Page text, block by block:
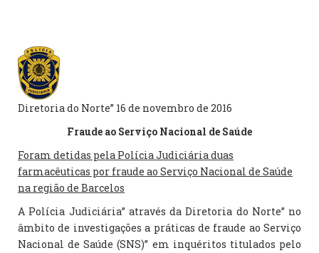
Diretoria do Norte” 16 de novembro de 2016
Fraude ao Serviço Nacional de Saúde
Foram detidas pela Polícia Judiciária duas
farmacêuticas por fraude ao Serviço Nacional de Saúde
na região de Barcelos
A Polícia Judiciária” através da Diretoria do Norte” no
âmbito de investigações a práticas de fraude ao Serviço
Nacional de Saúde (SNS)” em inquéritos titulados pelo